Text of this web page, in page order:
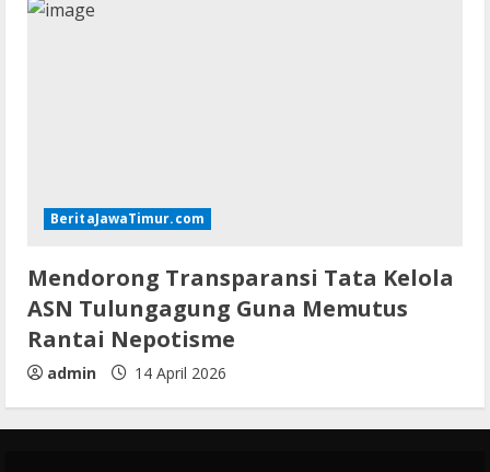
BeritaJawaTimur.com
Mendorong Transparansi Tata Kelola
ASN Tulungagung Guna Memutus
Rantai Nepotisme
admin 14 April 2026